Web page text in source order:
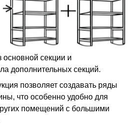
основной секции и
дополнительных секций.
позволяет создавать ряды
что особенно удобно для
помещений с большими